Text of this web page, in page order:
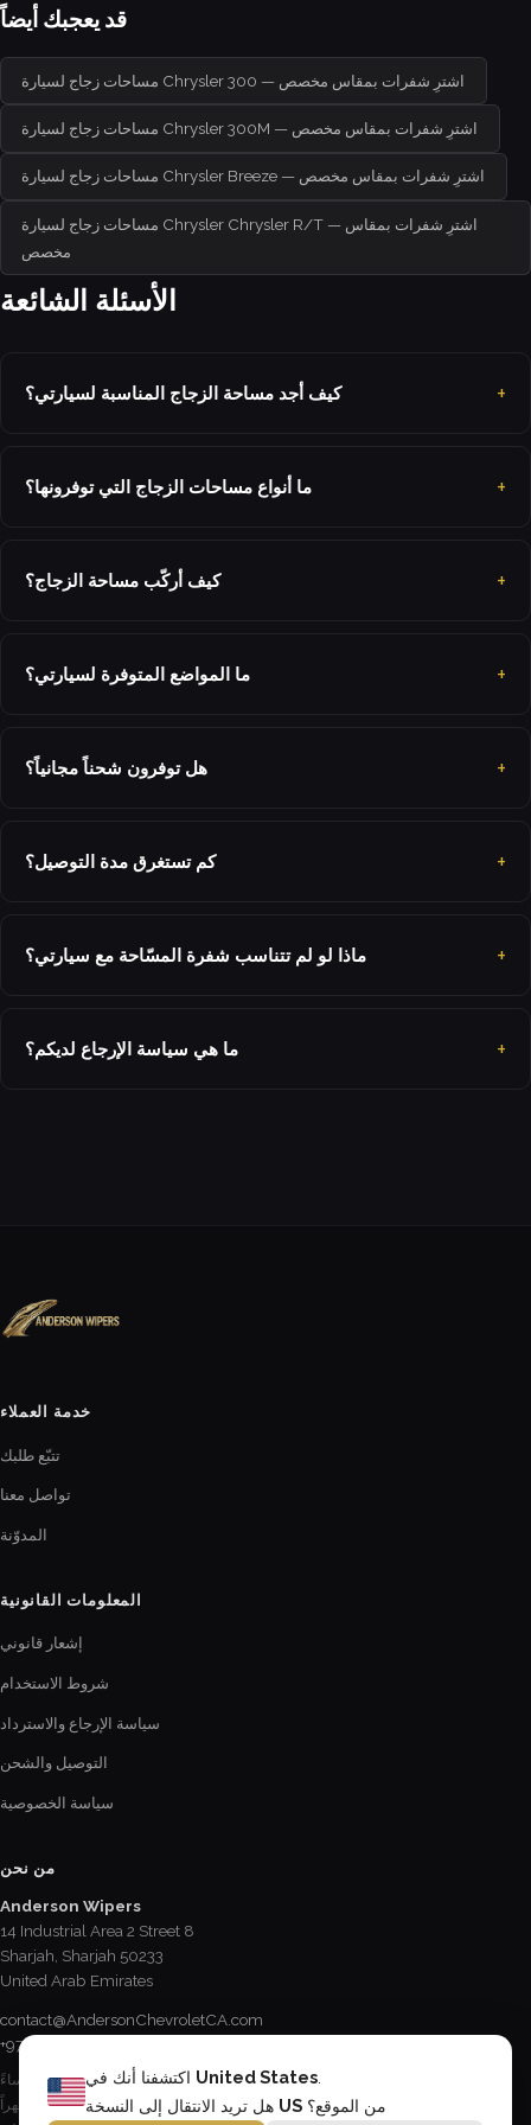
United States
US من الموقع؟
قد يعجبك أيضاً
مساحات زجاج لسيارة Chrysler 300 — اشترِ شفرات بمقاس مخصص
مساحات زجاج لسيارة Chrysler 300M — اشترِ شفرات بمقاس مخصص
مساحات زجاج لسيارة Chrysler Breeze — اشترِ شفرات بمقاس مخصص
مساحات زجاج لسيارة Chrysler Chrysler R/T — اشترِ شفرات بمقاس
مخصص
الأسئلة الشائعة
كيف أجد مساحة الزجاج المناسبة لسيارتي؟
ما أنواع مساحات الزجاج التي توفرونها؟
كيف أركّب مساحة الزجاج؟
ما المواضع المتوفرة لسيارتي؟
هل توفرون شحناً مجانياً؟
كم تستغرق مدة التوصيل؟
ماذا لو لم تتناسب شفرة المسّاحة مع سيارتي؟
ما هي سياسة الإرجاع لديكم؟
خدمة العملاء
تتبّع طلبك
تواصل معنا
المدوّنة
المعلومات القانونية
إشعار قانوني
شروط الاستخدام
سياسة الإرجاع والاسترداد
التوصيل والشحن
سياسة الخصوصية
من نحن
Anderson Wipers
14 Industrial Area 2 Street 8
Sharjah, Sharjah 50233
United Arab Emirates
contact@AndersonChevroletCA.com
+971 6 534 2178
الإثنين - الجمعة / 8:15 صباحاً - 5 مساءً
السبت / 8:30 صباحاً - 12:30 ظهراً